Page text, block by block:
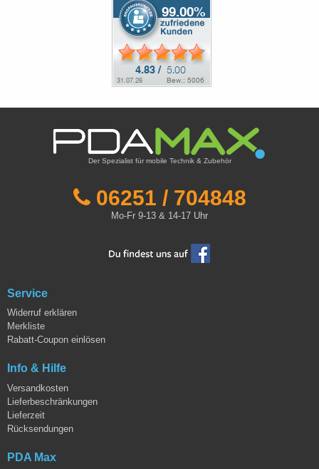
Der Spezialist für mobile Technik & Zubehör
06251 / 704848
Mo-Fr 9-13 & 14-17 Uhr
Service
Widerruf erklären
Merkliste
Rabatt-Coupon einlösen
Info & Hilfe
Versandkosten
Lieferbeschränkungen
Lieferzeit
Rücksendungen
PDA Max